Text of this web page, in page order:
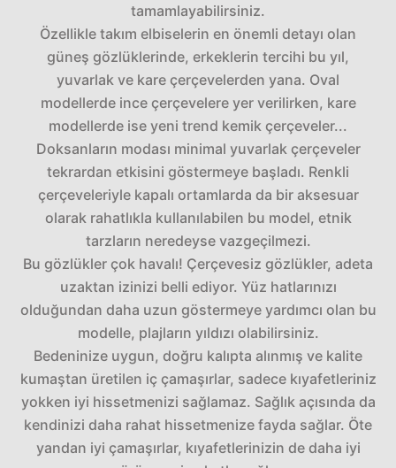
tamamlayabilirsiniz.
Özellikle takım elbiselerin en önemli detayı olan
güneş gözlüklerinde, erkeklerin tercihi bu yıl,
yuvarlak ve kare çerçevelerden yana. Oval
modellerde ince çerçevelere yer verilirken, kare
modellerde ise yeni trend kemik çerçeveler...
Doksanların modası minimal yuvarlak çerçeveler
tekrardan etkisini göstermeye başladı. Renkli
çerçeveleriyle kapalı ortamlarda da bir aksesuar
olarak rahatlıkla kullanılabilen bu model, etnik
tarzların neredeyse vazgeçilmezi.
Bu gözlükler çok havalı! Çerçevesiz gözlükler, adeta
uzaktan izinizi belli ediyor. Yüz hatlarınızı
olduğundan daha uzun göstermeye yardımcı olan bu
modelle, plajların yıldızı olabilirsiniz.
Bedeninize uygun, doğru kalıpta alınmış ve kalite
kumaştan üretilen iç çamaşırlar, sadece kıyafetleriniz
yokken iyi hissetmenizi sağlamaz. Sağlık açısında da
kendinizi daha rahat hissetmenize fayda sağlar. Öte
yandan iyi çamaşırlar, kıyafetlerinizin de daha iyi